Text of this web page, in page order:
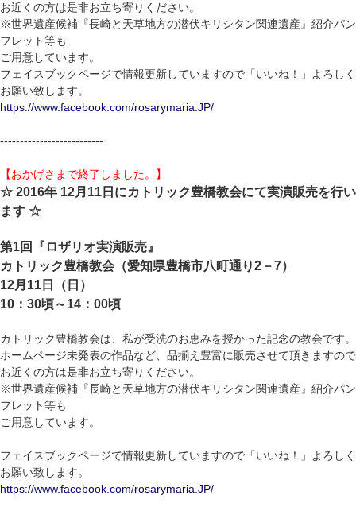
お近くの方は是非お立ち寄りください。
※世界遺産候補『長崎と天草地方の潜伏キリシタン関連遺産』紹介パン
フレット等も
ご用意しています。
フェイスブックページで情報更新していますので「いいね！」よろしく
お願い致します。
https://www.facebook.com/rosarymaria.JP/
--------------------------
【おかげさまで終了しました。】
☆ 2016年 12月11日にカトリック豊橋教会にて実演販売を行い
ます ☆
第1回『ロザリオ実演販売』
カトリック豊橋教会（愛知県豊橋市八町通り2－7）
12月11日（日）
10：30頃～14：00頃
カトリック豊橋教会は、私が受洗のお恵みを授かった記念の教会です。
ホームページ未発表の作品など、品揃え豊富に販売させて頂きますので
お近くの方は是非お立ち寄りください。
※世界遺産候補『長崎と天草地方の潜伏キリシタン関連遺産』紹介パン
フレット等も
ご用意しています。
フェイスブックページで情報更新していますので「いいね！」よろしく
お願い致します。
https://www.facebook.com/rosarymaria.JP/